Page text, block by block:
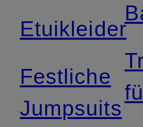
Etuikleider
Festliche
Jumpsuits